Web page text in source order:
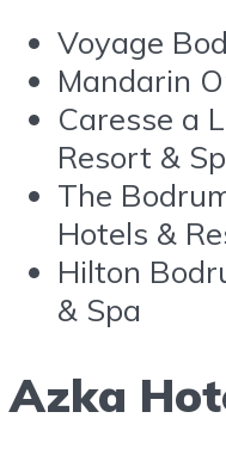
Voyage
Mandarin
Caresse a
Resort &
The
Hotels &
Hilton
& Spa
Azka